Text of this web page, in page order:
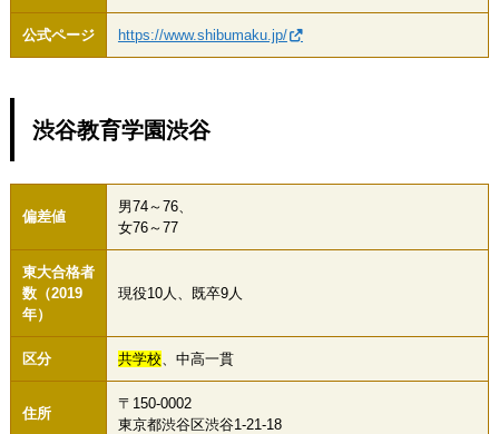
公式ページ https://www.shibumaku.jp/
渋谷教育学園渋谷
偏差値
男74～76、
女76～77
東大合格者
数（2019
年）
現役10人、既卒9人
区分 共学校 、中高一貫
住所
〒150-0002
東京都渋谷区渋谷1-21-18